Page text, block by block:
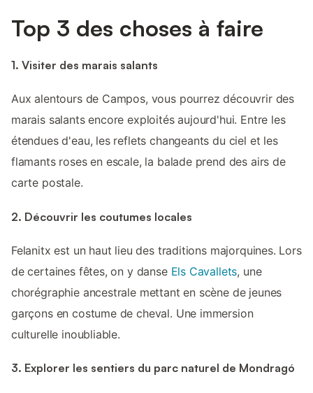
Top 3 des choses à faire
1. Visiter des marais salants
Aux alentours de Campos, vous pourrez découvrir des
marais salants encore exploités aujourd'hui. Entre les
étendues d'eau, les reflets changeants du ciel et les
flamants roses en escale, la balade prend des airs de
carte postale.
2. Découvrir les coutumes locales
Felanitx est un haut lieu des traditions majorquines. Lors
de certaines fêtes, on y danse Els Cavallets, une
chorégraphie ancestrale mettant en scène de jeunes
garçons en costume de cheval. Une immersion
culturelle inoubliable.
3. Explorer les sentiers du parc naturel de Mondragó